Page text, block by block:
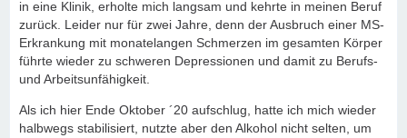
in eine Klinik, erholte mich langsam und kehrte in meinen Beruf
zurück. Leider nur für zwei Jahre, denn der Ausbruch einer MS-
Erkrankung mit monatelangen Schmerzen im gesamten Körper
führte wieder zu schweren Depressionen und damit zu Berufs-
und Arbeitsunfähigkeit.
Als ich hier Ende Oktober ´20 aufschlug, hatte ich mich wieder
halbwegs stabilisiert, nutzte aber den Alkohol nicht selten, um